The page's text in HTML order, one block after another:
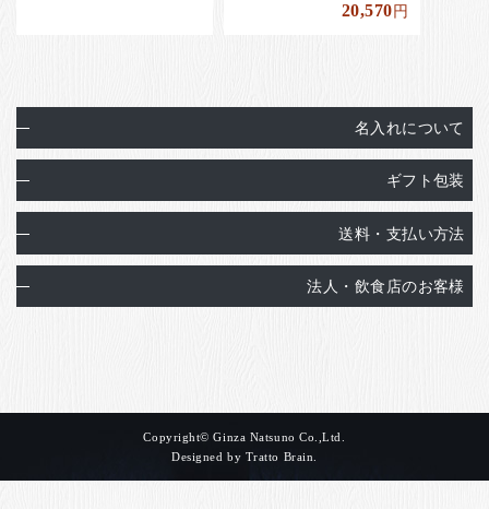
20,570円
名入れについて
ギフト包装
送料・支払い方法
法人・飲食店のお客様
Copyright© Ginza Natsuno Co.,Ltd.
Designed by Tratto Brain